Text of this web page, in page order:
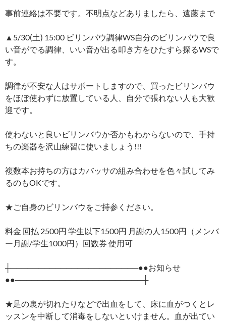
事前連絡は不要です。不明点などありましたら、遠藤まで
▲5/30(土) 15:00 ビリンバウ調律WS自分のビリンバウで良
い音がでる調律、いい音が出る叩き方をひたすら探るWSで
す。
調律が不安な人はサポートしますので、買ったビリンバウ
をほぼ使わずに放置している人、自分で張れない人も大歓
迎です。
使わないと良いビリンバウか否かもわからないので、手持
ちの楽器を沢山練習に使いましょう!!!
複数本お持ちの方はカバッサの組み合わせを色々試してみ
るのもOKです。
★ご自身のビリンバウをご持参ください。
料金 回払 2500円 学生以下1500円 月謝の人1500円（メンバ
ー月謝/学生1000円）回数券 使用可
┼───────────────────────●●お知らせ
●●───────────────────────┼
★足の裏が切れたりなどで出血をして、床に血がつくとレ
ッスンを中断して消毒をしないといけません。血が出てい